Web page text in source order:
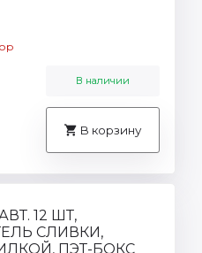
В наличии
В корзину